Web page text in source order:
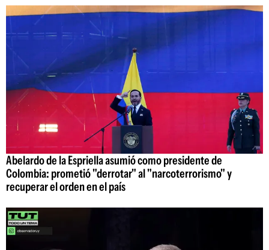
Abelardo de la Espriella asumió como presidente de
Colombia: prometió "derrotar" al "narcoterrorismo" y
recuperar el orden en el país